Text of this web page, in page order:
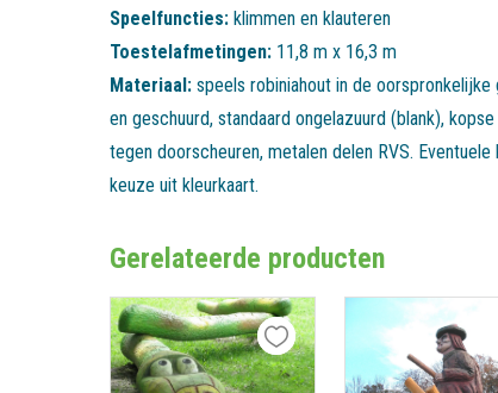
Speelfuncties: klimmen en klauteren
Toestelafmetingen: 11,8 m x 16,3 m
Materiaal: speels robiniahout in de
en geschuurd, standaard ongelazuurd (blank),
tegen doorscheuren, metalen delen RVS.
keuze uit kleurkaart.
Gerelateerde producten